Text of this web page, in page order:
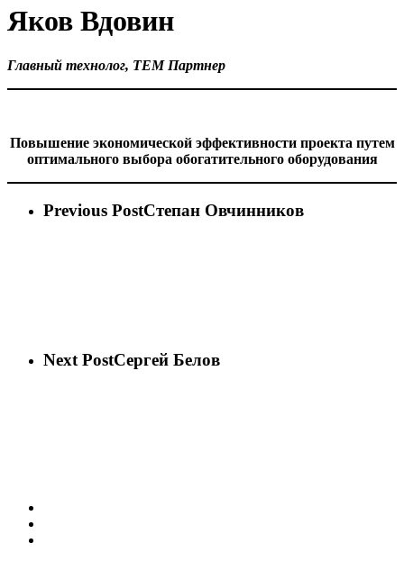
Search
Яков Вдовин
Главный технолог, ТЕМ Партнер
Повышение экономической эффективности проекта путем
оптимального выбора обогатительного оборудования
Previous PostСтепан Овчинников
Next PostСергей Белов